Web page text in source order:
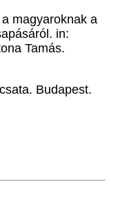
magyaroknak a
in:
Tamás.
Budapest.